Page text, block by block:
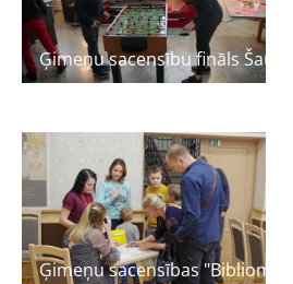
Ģimeņu sacensību fināls Šauļos
Ģimeņu sacensības "Bibliomāni"